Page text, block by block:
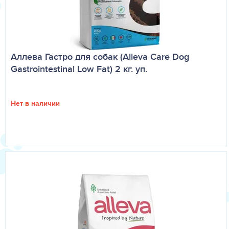
Аллева Гастро для собак (Alleva Care Dog
Gastrointestinal Low Fat) 2 кг. уп.
Нет в наличии